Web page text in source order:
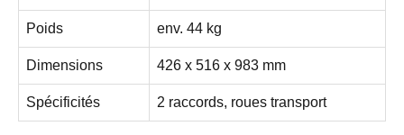
Poids env. 44 kg
Dimensions 426 x 516 x 983 mm
Spécificités 2 raccords, roues transport